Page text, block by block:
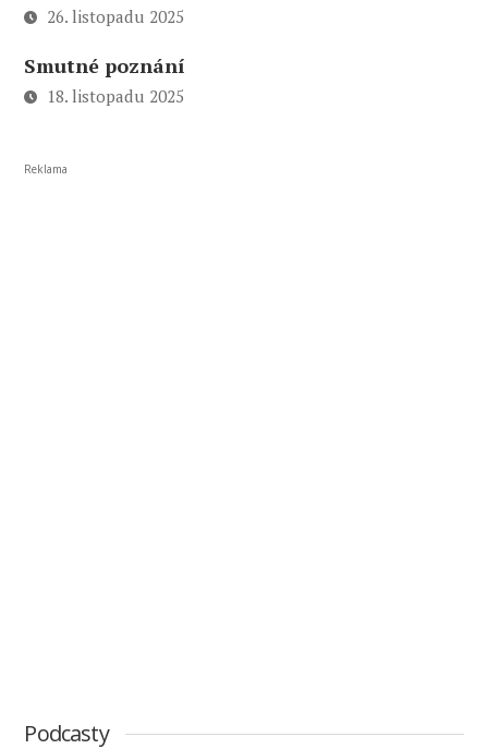
26. listopadu 2025
Smutné poznání
18. listopadu 2025
Reklama
Podcasty